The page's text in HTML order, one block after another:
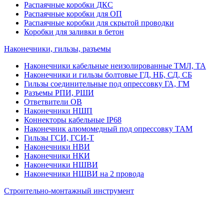
Распаячные коробки ДКС
Распаячные коробки для ОП
Распаячные коробки для скрытой проводки
Коробки для заливки в бетон
Наконечники, гильзы, разъемы
Наконечники кабельные неизолированные ТМЛ, ТА
Наконечники и гильзы болтовые ГД, НБ, СД, СБ
Гильзы соединительные под опрессовку ГА, ГМ
Разъемы РПИ, РШИ
Ответвители ОВ
Наконечники НШП
Коннекторы кабельные IP68
Наконечник алюмомедный под опрессовку ТАМ
Гильзы ГСИ, ГСИ-Т
Наконечники НВИ
Наконечники НКИ
Наконечники НШВИ
Наконечники НШВИ на 2 провода
Строительно-монтажный инструмент